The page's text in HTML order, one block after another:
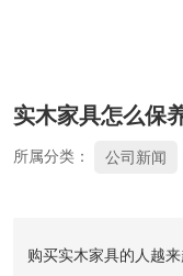
实木家具怎么保
所属分类： 公司新闻
购买实木家具的人越